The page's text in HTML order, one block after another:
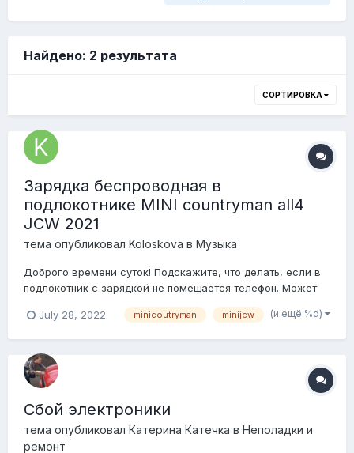
Найдено: 2 результата
СОРТИРОВКА
Зарядка беспроводная в
подлокотнике MINI countryman all4
JCW 2021
тема опубликовал Koloskova в Музыка
Доброго времени суток! Подскажите, что делать, если в
подлокотник с зарядкой не помещается телефон. Может
хочется пользоваться зарядкой(
July 28, 2022 minicoutryman minijcw (и ещё %d)
Сбой электроники
тема опубликовал Катерина Катечка в Неполадки и
ремонт